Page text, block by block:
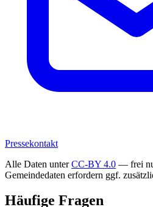
Pressekontakt
Alle Daten unterCC-BY 4.0 — frei
Gemeindedaten erfordern ggf.
Häufige Fragen